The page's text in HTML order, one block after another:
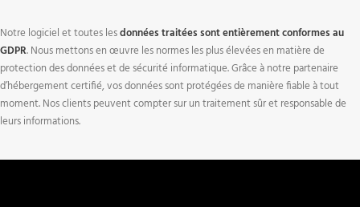
Notre logiciel et toutes lesdonnées traitées sont entièrement conformes au
GDPR. Nous mettons en œuvre les normes les plus élevées en matière de
protection des données et de sécurité informatique. Grâce à notre partenaire
d’hébergement certifié, vos données sont protégées de manière fiable à tout
moment. Nos clients peuvent compter sur un traitement sûr et responsable de
leurs informations.